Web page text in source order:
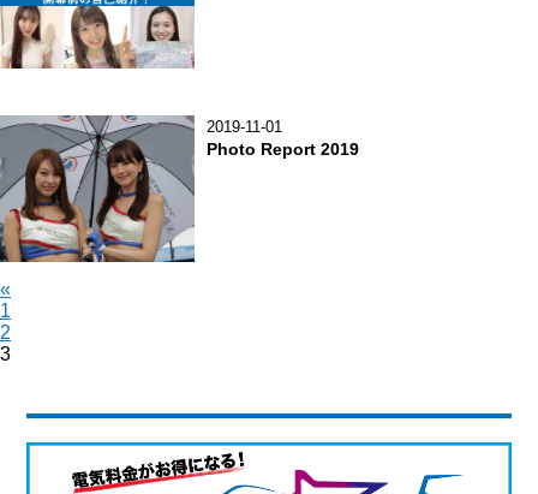
2019-11-01
Photo Report 2019
投
稿
の
«
固
定
ペ
1
固
定
2
固
3